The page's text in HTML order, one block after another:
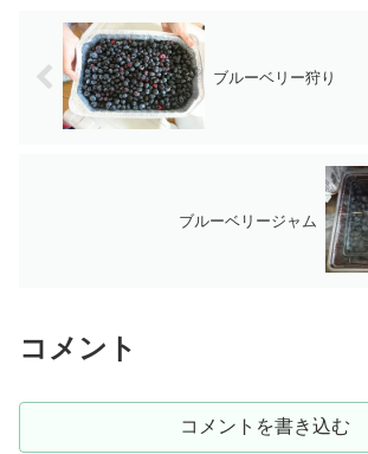
ブルーベリー狩り
ブルーベリージャム
コメント
コメントを書き込む